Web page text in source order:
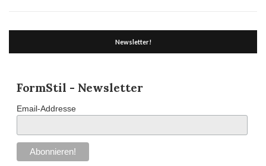
Newsletter!
FormStil - Newsletter
Email-Addresse